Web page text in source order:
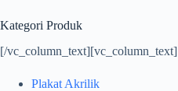
Kategori Produk
[/vc_column_text][vc_column_text]
Plakat Akrilik